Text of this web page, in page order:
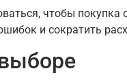
чтобы
и сократить